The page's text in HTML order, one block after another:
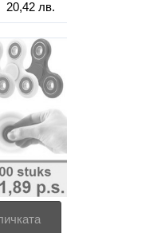
20,42 лв.